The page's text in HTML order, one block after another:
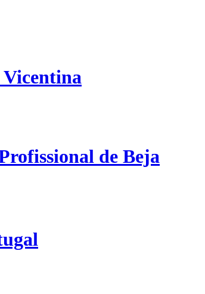
Vicentina
de Beja